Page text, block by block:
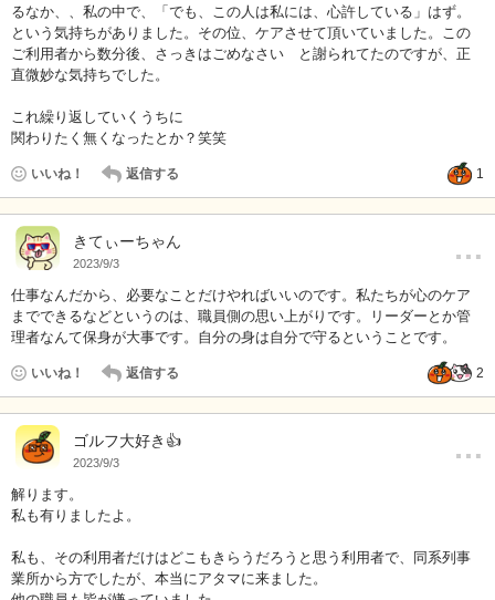
るなか、、私の中で、「でも、この人は私には、心許している」はず。
という気持ちがありました。その位、ケアさせて頂いていました。この
ご利用者から数分後、さっきはごめなさい と謝られてたのですが、正
直微妙な気持ちでした。
これ繰り返していくうちに
関わりたく無くなったとか？笑笑
いいね！ 返信する 1
きてぃーちゃん
2023/9/3 …
仕事なんだから、必要なことだけやればいいのです。私たちが心のケア
までできるなどというのは、職員側の思い上がりです。リーダーとか管
理者なんて保身が大事です。自分の身は自分で守るということです。
いいね！ 返信する 2
ゴルフ大好き👍
2023/9/3 …
解ります。
私も有りましたよ。
私も、その利用者だけはどこもきらうだろうと思う利用者で、同系列事
業所から方でしたが、本当にアタマに来ました。